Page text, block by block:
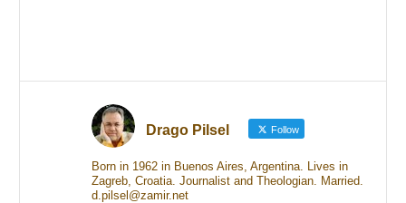
Drago Pilsel Follow
Born in 1962 in Buenos Aires, Argentina. Lives in
Zagreb, Croatia. Journalist and Theologian. Married.
d.pilsel@zamir.net